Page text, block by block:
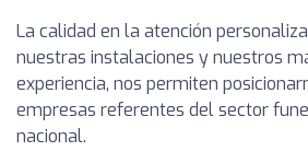
La calidad en la atención
nuestras instalaciones y nuestros
experiencia, nos permiten
empresas referentes del sector
nacional.